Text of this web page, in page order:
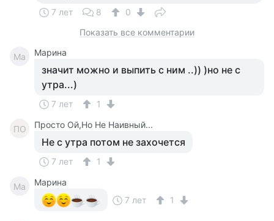
7 лет 8
0
Показать все комментарии
Ма Марина
значит можно и выпить с ним ..)) )но не с
утра...)
7 лет 1
ПО Просто Ой,Но Не Наивный...
Не с утра потом не захочется
7 лет 1
Ма
Марина
7 лет
1